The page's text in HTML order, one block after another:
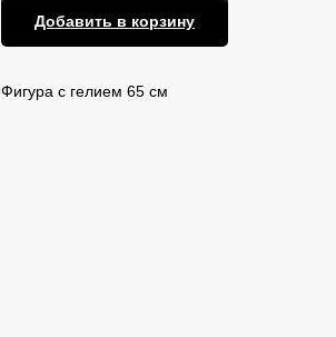
Добавить в корзину
Фигура с гелием 65 см